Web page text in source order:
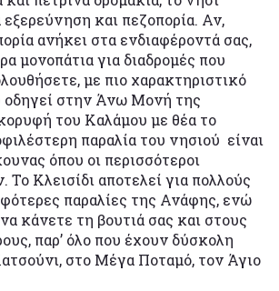
εξερεύνηση και πεζοπορία. Αν,
ανήκει στα ενδιαφέροντά σας,
μονοπάτια για διαδρομές που
με πιο χαρακτηριστικό
οδηγεί στην Άνω Μονή της
του Καλάμου με θέα το
παραλία του νησιού είναι
όπου οι περισσότεροι
Κλεισίδι αποτελεί για πολλούς
παραλίες της Ανάφης, ενώ
κάνετε τη βουτιά σας και στους
παρ’ όλο που έχουν δύσκολη
στο Μέγα Ποταμό, τον Άγιο